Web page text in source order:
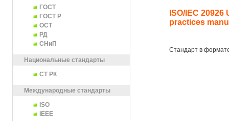
ГОСТ
ГОСТ Р
ОСТ
РД
СНиП
Национальные стандарты
СТ РК
Международные стандарты
ISO
IEEE
ISO/IEC
practices
Стандарт в